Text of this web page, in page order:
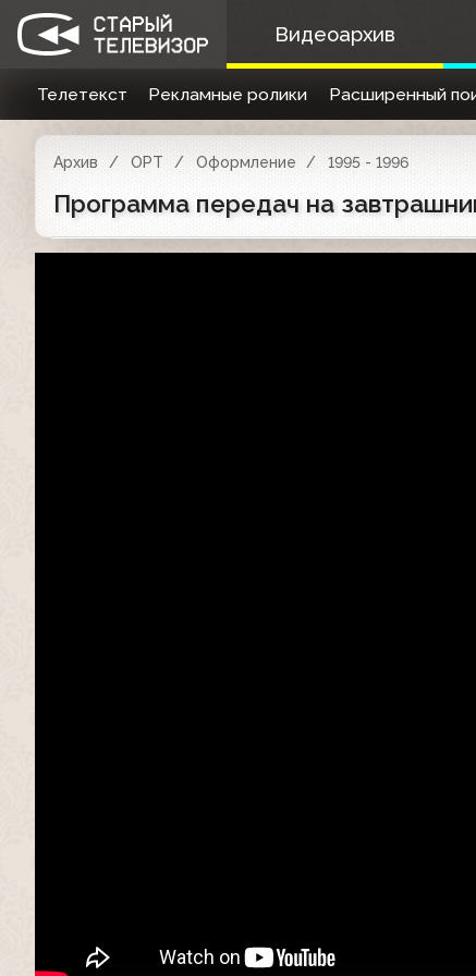
Видеоархив
Телетекст Рекламные ролики Расширенный
Архив ОРТ Оформление 1995 - 1996
Программа передач на